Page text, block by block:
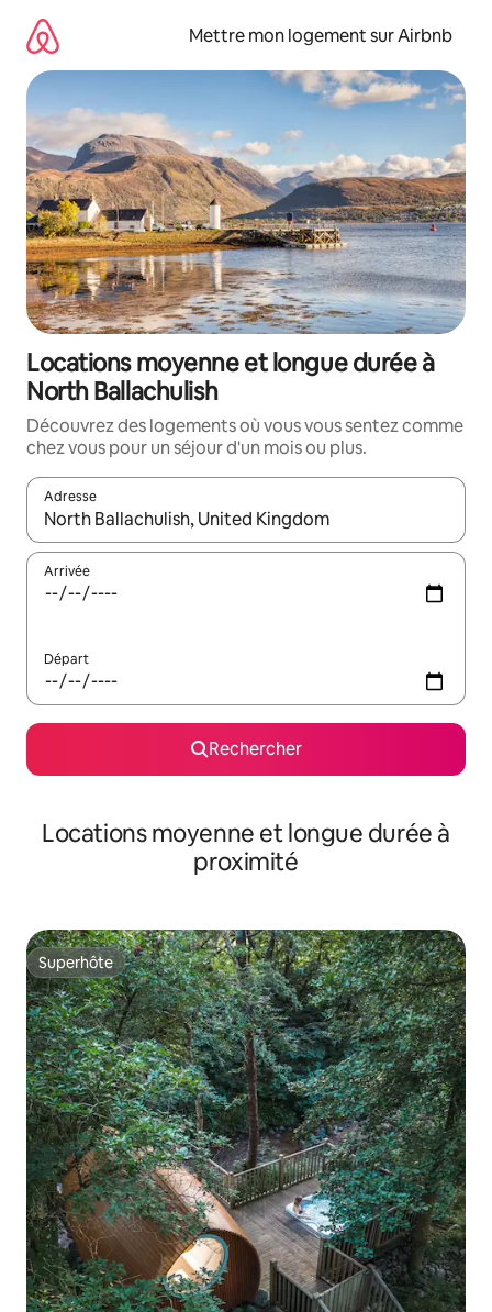
directement
contenu
Mettre mon logement sur Airbnb
Locations moyenne et longue durée à
North Ballachulish
Découvrez des logements où vous vous sentez comme
chez vous pour un séjour d'un mois ou plus.
Adresse
Lorsque les résultats s'affichent, utilisez les flèches vers le
Arrivée
Départ
Rechercher
Locations moyenne et longue durée à
proximité
Superhôte
Superhôte